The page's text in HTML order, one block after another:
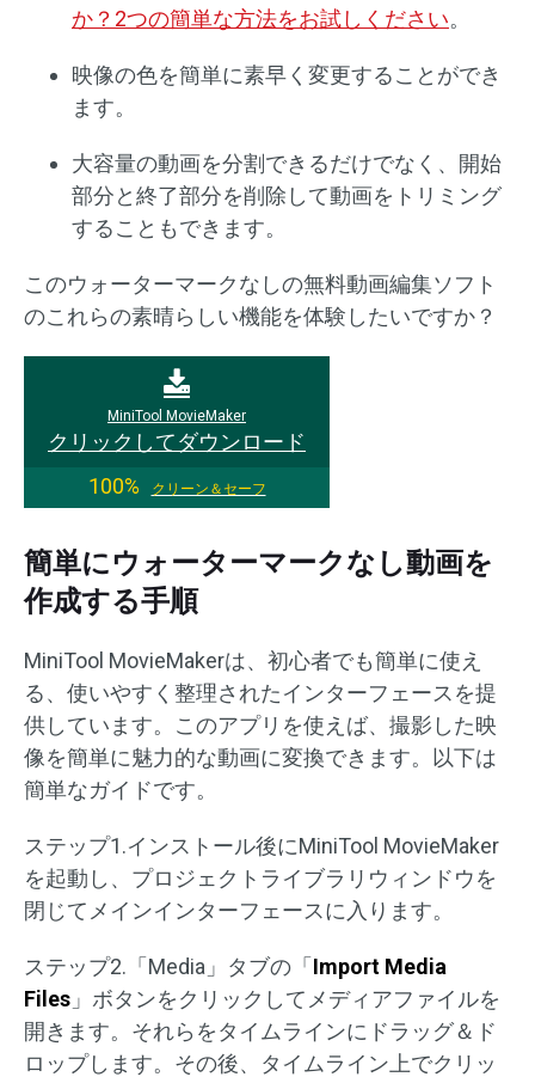
か？2つの簡単な方法をお試しください。
映像の色を簡単に素早く変更することができ
ます。
大容量の動画を分割できるだけでなく、開始
部分と終了部分を削除して動画をトリミング
することもできます。
このウォーターマークなしの無料動画編集ソフト
のこれらの素晴らしい機能を体験したいですか？
MiniTool MovieMaker
クリックしてダウンロード
100%
クリーン＆セーフ
簡単にウォーターマークなし動画を
作成する手順
MiniTool MovieMakerは、初心者でも簡単に使え
る、使いやすく整理されたインターフェースを提
供しています。このアプリを使えば、撮影した映
像を簡単に魅力的な動画に変換できます。以下は
簡単なガイドです。
ステップ1.インストール後にMiniTool MovieMaker
を起動し、プロジェクトライブラリウィンドウを
閉じてメインインターフェースに入ります。
ステップ2.「Media」タブの「Import Media
Files 」ボタンをクリックしてメディアファイルを
開きます。それらをタイムラインにドラッグ＆ド
ロップします。その後、タイムライン上でクリッ